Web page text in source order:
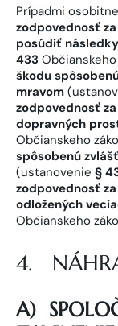
Prípadmi
zodpovednosť
posúdiť
433
škodu
mravom
zodpovednosť
dopravných
Občianskeho
spôsobenú
(ustanovenie §
zodpovednosť
odložených
Občianskeho
4.
A)